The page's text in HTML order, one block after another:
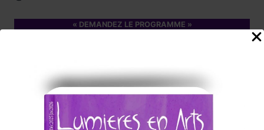
« DEMANDEZ LE PROGRAMME »
consommer sans modération, ici et/ou
Nos Annonceurs !